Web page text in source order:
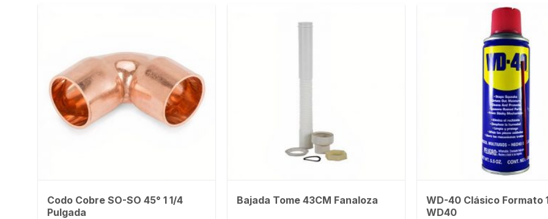
Codo Cobre SO-SO 45° 1 1/4
Pulgada
Bajada Tome 43CM Fanaloza
WD-40 Clásico Formato
WD40